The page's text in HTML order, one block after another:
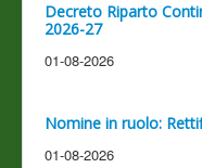
Decreto Riparto
2026-27
01-08-2026
Nomine in ruolo:
01-08-2026